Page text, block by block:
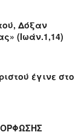
Δόξαν
(Ιωάν.1,14)
έγινε στο